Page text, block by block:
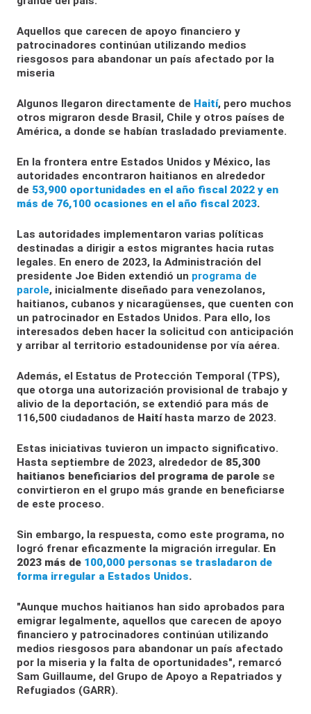
Aquellos que carecen de apoyo financiero y
patrocinadores continúan utilizando medios
riesgosos para abandonar un país afectado por la
miseria
Algunos llegaron directamente de Haití, pero muchos
otros migraron desde Brasil, Chile y otros países de
América, a donde se habían trasladado previamente.
En la frontera entre Estados Unidos y México, las
autoridades encontraron haitianos en alrededor
de 53,900 oportunidades en el año fiscal 2022 y en
más de 76,100 ocasiones en el año fiscal 2023.
Las autoridades implementaron varias políticas
destinadas a dirigir a estos migrantes hacia rutas
legales. En enero de 2023, la Administración del
presidente Joe Biden extendió un programa de
parole, inicialmente diseñado para venezolanos,
haitianos, cubanos y nicaragüenses, que cuenten con
un patrocinador en Estados Unidos. Para ello, los
interesados deben hacer la solicitud con anticipación
y arribar al territorio estadounidense por vía aérea.
Además, el Estatus de Protección Temporal (TPS),
que otorga una autorización provisional de trabajo y
alivio de la deportación, se extendió para más de
116,500 ciudadanos de Haitíhasta marzo de 2023.
Estas iniciativas tuvieron un impacto significativo.
Hasta septiembre de 2023, alrededor de 85,300
haitianos beneficiarios del programa de parole se
convirtieron en el grupo más grande en beneficiarse
de este proceso.
Sin embargo, la respuesta, como este programa, no
logró frenar eficazmente la migración irregular. En
2023 más de 100,000 personas se trasladaron de
forma irregular a Estados Unidos.
"Aunque muchos haitianos han sido aprobados para
emigrar legalmente, aquellos que carecen de apoyo
financiero y patrocinadores continúan utilizando
medios riesgosos para abandonar un país afectado
por la miseria y la falta de oportunidades", remarcó
Sam Guillaume, del Grupo de Apoyo a Repatriados y
Refugiados (GARR).